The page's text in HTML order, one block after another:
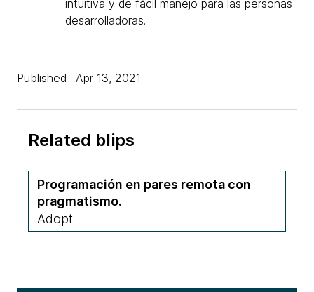
intuitiva y de fácil manejo para las personas
desarrolladoras.
Published : Apr 13, 2021
Related blips
Programación en pares remota con
pragmatismo.
Adopt